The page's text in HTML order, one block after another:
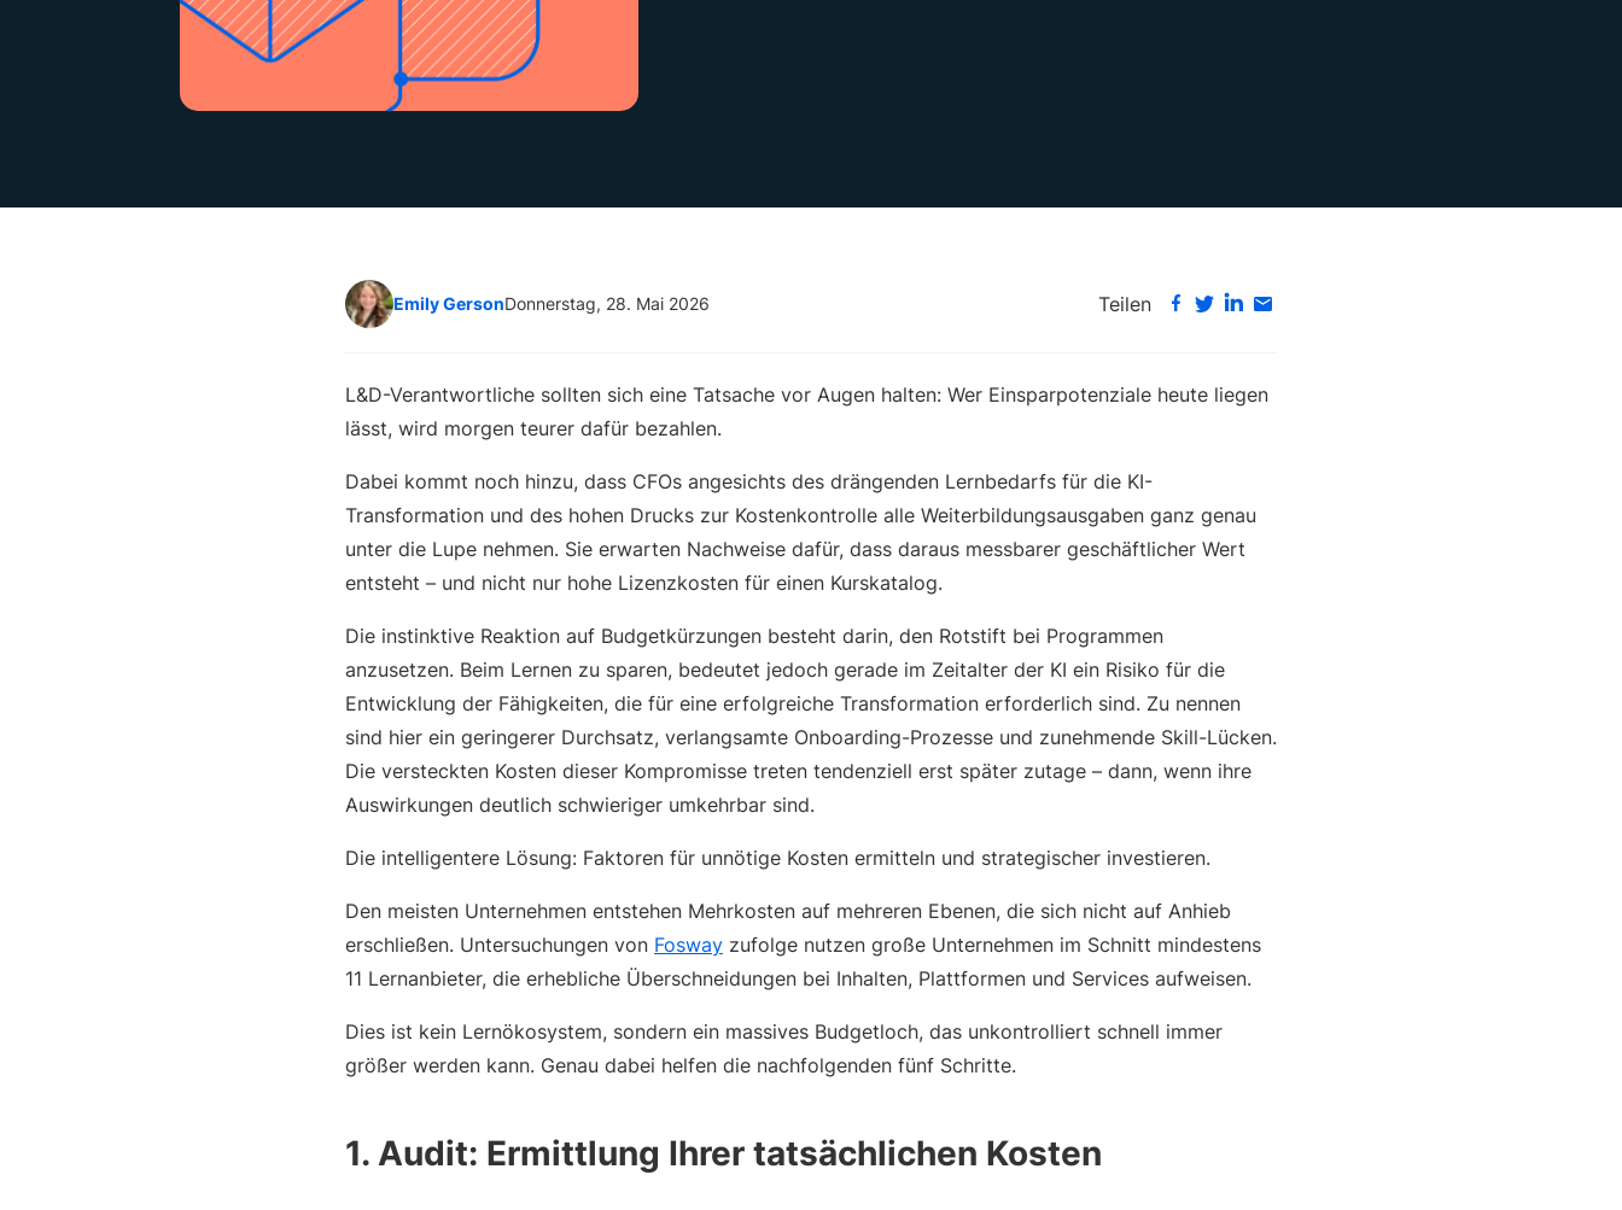
Emily GersonDonnerstag, 28. Mai 2026 Teilen
L&D-Verantwortliche sollten sich eine Tatsache vor Augen halten: Wer Einsparpotenziale heute liegen
lässt, wird morgen teurer dafür bezahlen.
Dabei kommt noch hinzu, dass CFOs angesichts des drängenden Lernbedarfs für die KI-
Transformation und des hohen Drucks zur Kostenkontrolle alle Weiterbildungsausgaben ganz genau
unter die Lupe nehmen. Sie erwarten Nachweise dafür, dass daraus messbarer geschäftlicher Wert
entsteht – und nicht nur hohe Lizenzkosten für einen Kurskatalog.
Die instinktive Reaktion auf Budgetkürzungen besteht darin, den Rotstift bei Programmen
anzusetzen. Beim Lernen zu sparen, bedeutet jedoch gerade im Zeitalter der KI ein Risiko für die
Entwicklung der Fähigkeiten, die für eine erfolgreiche Transformation erforderlich sind. Zu nennen
sind hier ein geringerer Durchsatz, verlangsamte Onboarding-Prozesse und zunehmende Skill-Lücken.
Die versteckten Kosten dieser Kompromisse treten tendenziell erst später zutage – dann, wenn ihre
Auswirkungen deutlich schwieriger umkehrbar sind.
Die intelligentere Lösung: Faktoren für unnötige Kosten ermitteln und strategischer investieren.
Den meisten Unternehmen entstehen Mehrkosten auf mehreren Ebenen, die sich nicht auf Anhieb
erschließen. Untersuchungen von Fosway zufolge nutzen große Unternehmen im Schnitt mindestens
11 Lernanbieter, die erhebliche Überschneidungen bei Inhalten, Plattformen und Services aufweisen.
Dies ist kein Lernökosystem, sondern ein massives Budgetloch, das unkontrolliert schnell immer
größer werden kann. Genau dabei helfen die nachfolgenden fünf Schritte.
1. Audit: Ermittlung Ihrer tatsächlichen Kosten